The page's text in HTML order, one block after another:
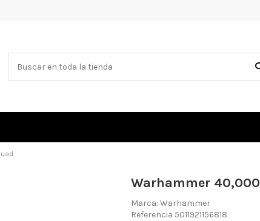
Warhammer
Marca: Warhammer
Referencia 5011921156818